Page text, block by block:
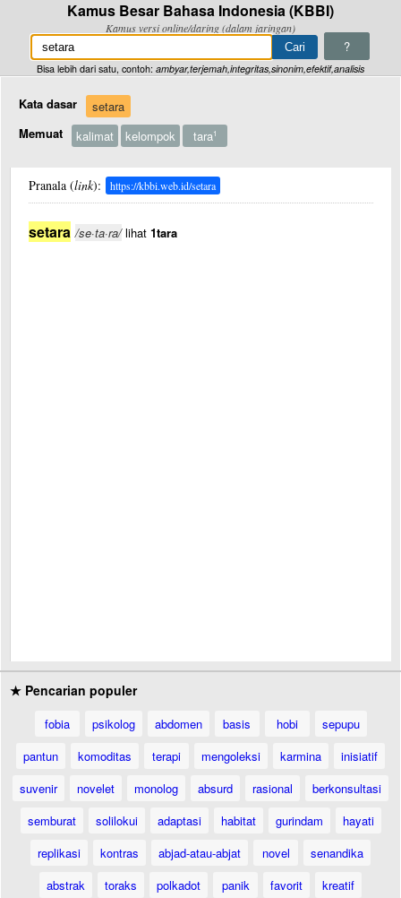
Kamus Besar Bahasa Indonesia (KBBI)
Kamus versi online/daring (dalam jaringan)
?
Bisa lebih dari satu, contoh: ambyar,terjemah,integritas,sinonim,efektif,analisis
Kata dasar
setara
Memuat
kalimat kelompok tara1
Pranala (link): https://kbbi.web.id/setara
setara /se·ta·ra/lihat 1tara
★ Pencarian populer
fobia psikolog abdomen basis hobi
sepupu
pantun
komoditas terapi mengoleksi karmina
inisiatif
suvenir
novelet monolog absurd rasional
berkonsultasi
semburat
solilokui adaptasi habitat gurindam
hayati
replikasi
kontras abjad-atau-abjat novel
senandika
abstrak
toraks polkadot panik favorit
kreatif